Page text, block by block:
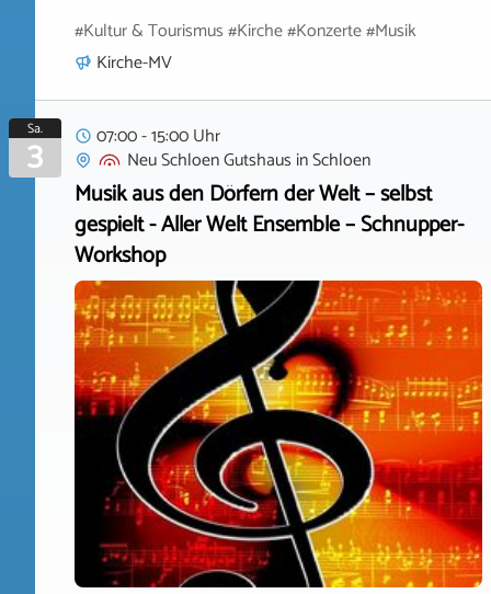
#Kultur & Tourismus #Kirche #Konzerte #Musik
Kirche-MV
Sa.
3
07:00 - 15:00 Uhr
Neu Schloen Gutshaus inSchloen
Musik aus den Dörfern der Welt – selbst
gespielt - Aller Welt Ensemble – Schnupper-
Workshop